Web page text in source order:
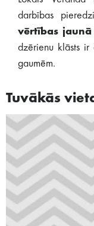
darbības
vērtības
dzērienu klāsts ir
gaumēm.
Tuvākās